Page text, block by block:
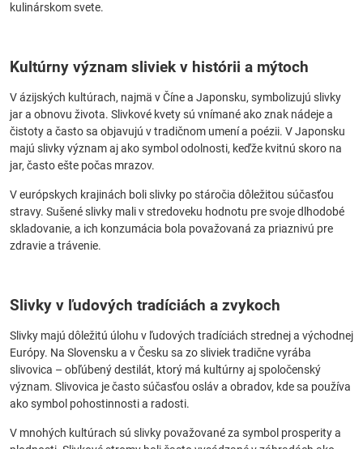
kulinárskom svete.
Kultúrny význam sliviek v histórii a mýtoch
V ázijských kultúrach, najmä v Číne a Japonsku, symbolizujú slivky
jar a obnovu života. Slivkové kvety sú vnímané ako znak nádeje a
čistoty a často sa objavujú v tradičnom umení a poézii. V Japonsku
majú slivky význam aj ako symbol odolnosti, keďže kvitnú skoro na
jar, často ešte počas mrazov.
V európskych krajinách boli slivky po stáročia dôležitou súčasťou
stravy. Sušené slivky mali v stredoveku hodnotu pre svoje dlhodobé
skladovanie, a ich konzumácia bola považovaná za priaznivú pre
zdravie a trávenie.
Slivky v ľudových tradíciách a zvykoch
Slivky majú dôležitú úlohu v ľudových tradíciách strednej a východnej
Európy. Na Slovensku a v Česku sa zo sliviek tradične vyrába
slivovica – obľúbený destilát, ktorý má kultúrny aj spoločenský
význam. Slivovica je často súčasťou osláv a obradov, kde sa používa
ako symbol pohostinnosti a radosti.
V mnohých kultúrach sú slivky považované za symbol prosperity a